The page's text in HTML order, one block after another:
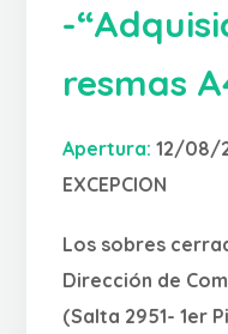
-
resmas
Apertura: 12/08/
EXCEPCION
Los sobres
Dirección de
(Salta 2951- 1er